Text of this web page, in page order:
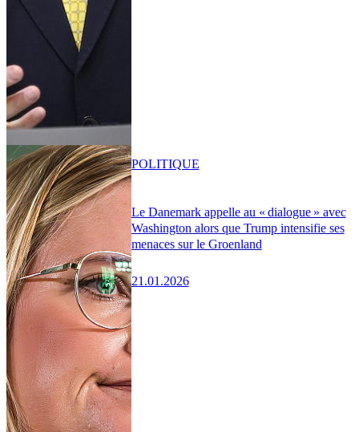
Le Danemark appelle au « dialogue » avec
Washington alors que Trump intensifie ses
menaces sur le Groenland
21.01.2026
POLITIQUE